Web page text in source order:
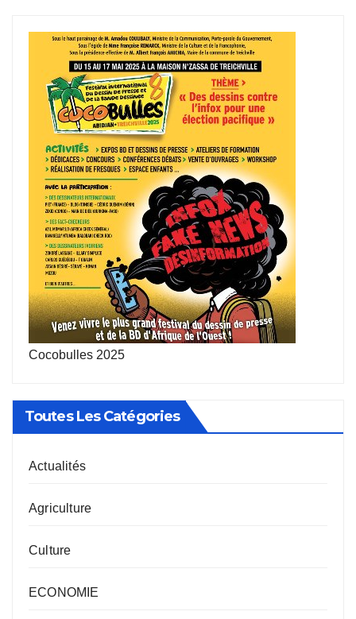
Cocobulles 2025
Toutes Les Catégories
Actualités
Agriculture
Culture
ECONOMIE